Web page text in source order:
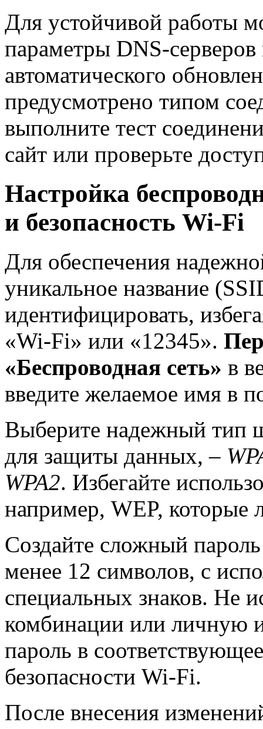
Для устойчивой работы
параметры DNS-
автоматического
предусмотрено типом
выполните тест
сайт или проверьте
Настройка
и безопасность Wi-Fi
Для обеспечения
уникальное название
идентифицировать,
«Wi-Fi» или «12345».
«Беспроводная сеть» в
введите желаемое имя в
Выберите надежный тип
для защиты данных, –
WPA2. Избегайте
например, WEP, которые
Создайте сложный
менее 12 символов, с
специальных знаков. Не
комбинации или личную
пароль в
безопасности Wi-Fi.
После внесения